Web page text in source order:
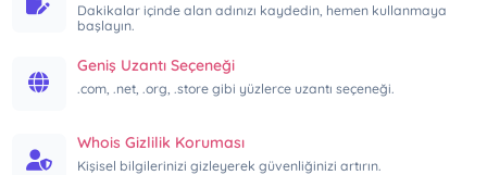
Dakikalar içinde alan adınızı kaydedin, hemen kullanmaya
başlayın.
Geniş Uzantı Seçeneği
.com, .net, .org, .store gibi yüzlerce uzantı seçeneği.
Whois Gizlilik Koruması
Kişisel bilgilerinizi gizleyerek güvenliğinizi artırın.